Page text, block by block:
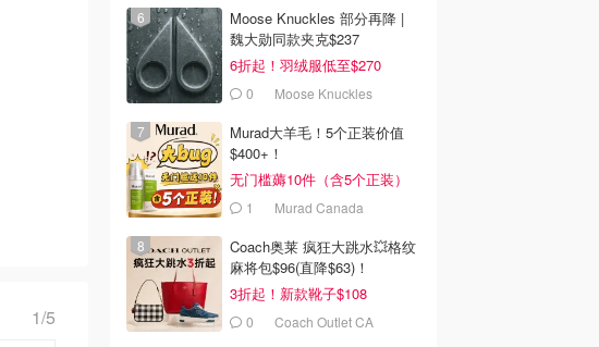
1/5
Moose Knuckles 部分再降 |
魏大勋同款夹克$237
6折起！羽绒服低至$270
0 Moose Knuckles
Murad大羊毛！5个正装价值
$400+！
无门槛薅10件（含5个正装）
1 Murad Canada
Coach奥莱 疯狂大跳水💥格纹
麻将包$96(直降$63)！
3折起！新款靴子$108
0 Coach Outlet CA